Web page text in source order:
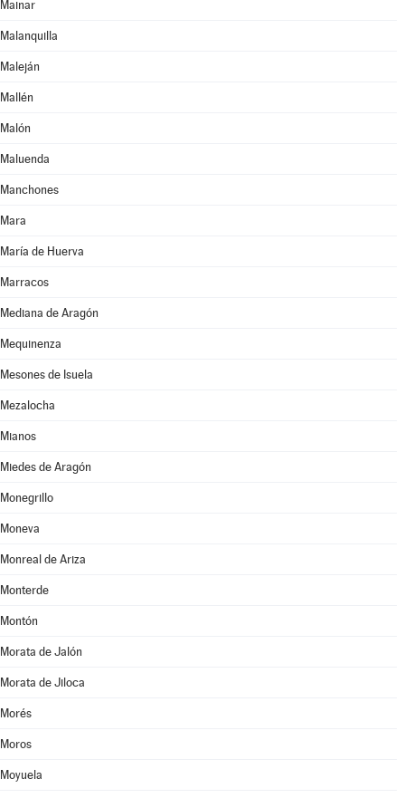
Mainar
Malanquilla
Maleján
Mallén
Malón
Maluenda
Manchones
Mara
María de Huerva
Marracos
Mediana de Aragón
Mequinenza
Mesones de Isuela
Mezalocha
Mianos
Miedes de Aragón
Monegrillo
Moneva
Monreal de Ariza
Monterde
Montón
Morata de Jalón
Morata de Jiloca
Morés
Moros
Moyuela